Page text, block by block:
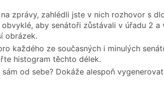
zprávy, zahlédli jste v nich rozhovor s
aby senátoři zůstávali v úřadu 2
obrázek.
každého ze současných i minulých
histogram těchto délek.
od sebe? Dokáže alespoň